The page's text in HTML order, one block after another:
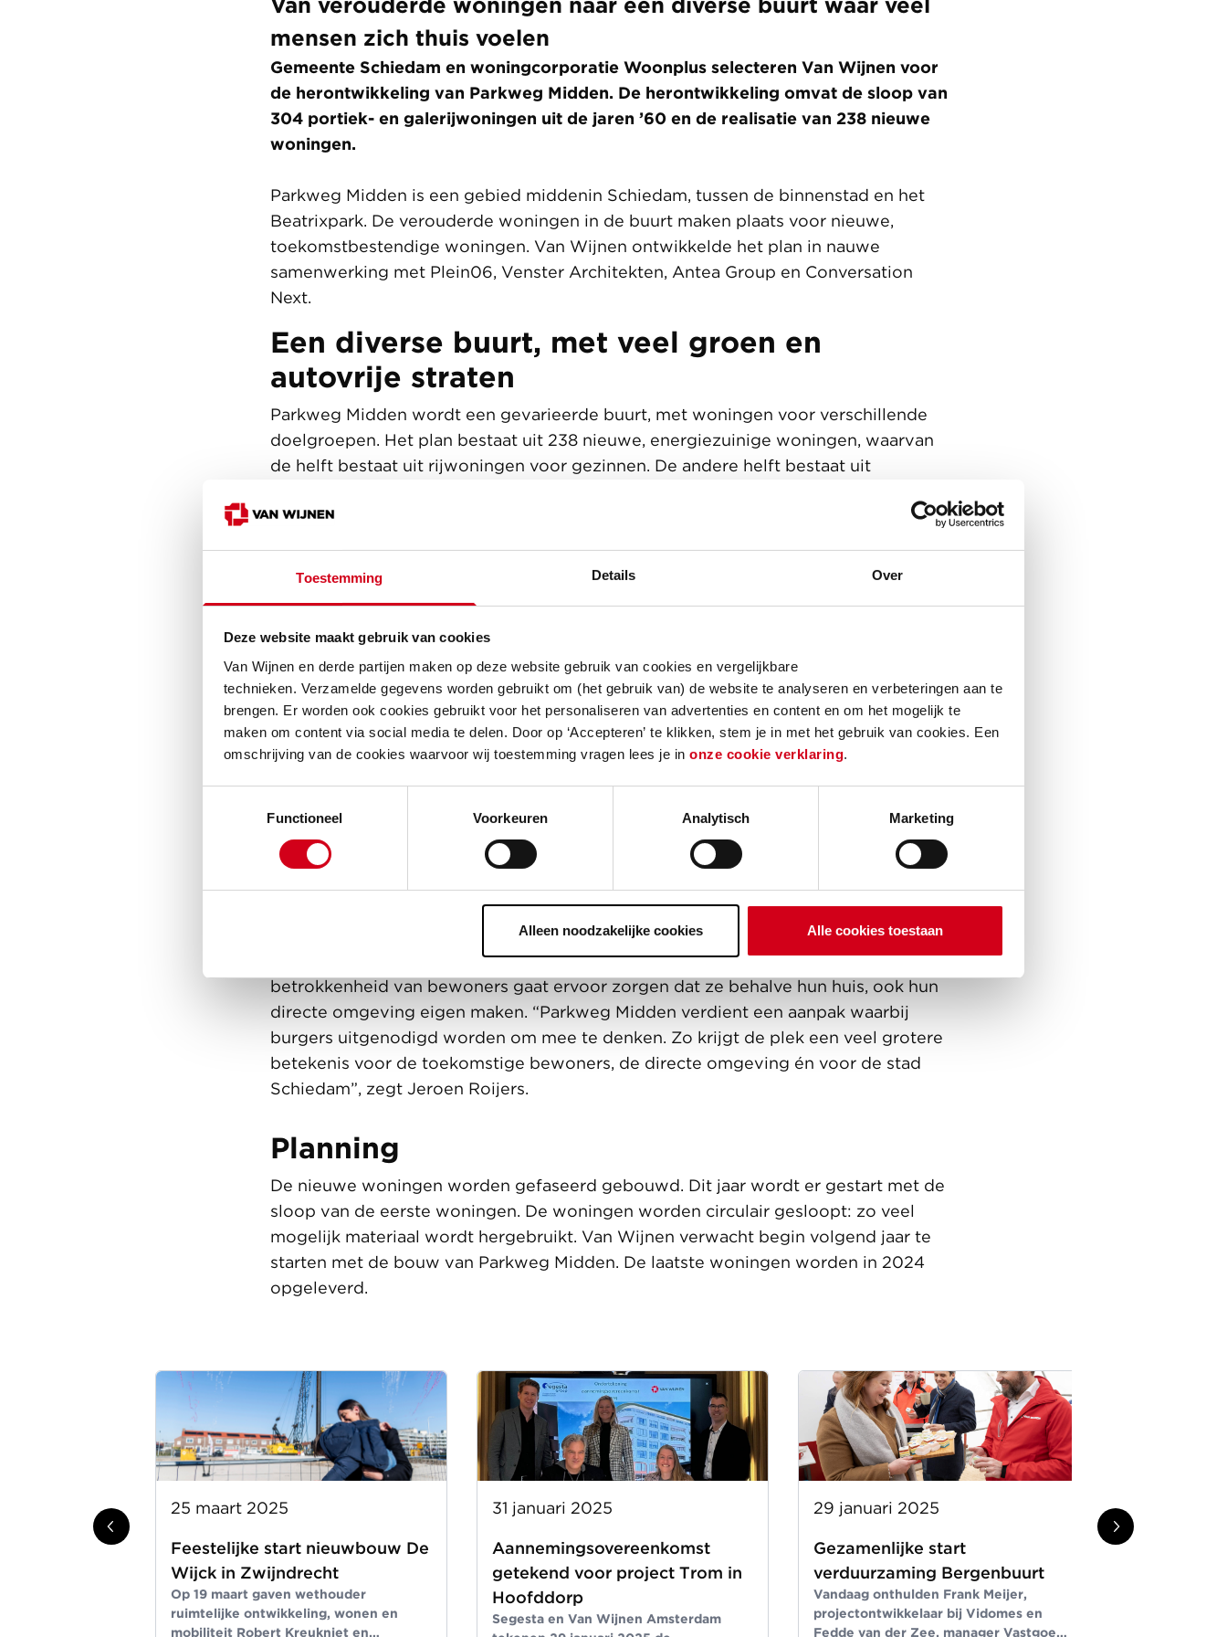
Toestemming Details Over
Deze website maakt gebruik van cookies
Van Wijnen en derde partijen maken op deze website gebruik van cookies en vergelijkbare
technieken. Verzamelde gegevens worden gebruikt om (het gebruik van) de website te analyseren en verbeteringen aan te
brengen. Er worden ook cookies gebruikt voor het personaliseren van advertenties en content en om het mogelijk te
maken om content via social media te delen. Door op ‘Accepteren’ te klikken, stem je in met het gebruik van cookies. Een
omschrijving van de cookies waarvoor wij toestemming vragen lees je in onze cookie verklaring.
Functioneel
Voorkeuren Analytisch Marketing
Alleen noodzakelijke cookies Alle cookies toestaan
mensen zich thuis voelen
Gemeente Schiedam en woningcorporatie Woonplus selecteren Van Wijnen voor
de herontwikkeling van Parkweg Midden. De herontwikkeling omvat de sloop van
304 portiek- en galerijwoningen uit de jaren ’60 en de realisatie van 238 nieuwe
woningen.
Parkweg Midden is een gebied middenin Schiedam, tussen de binnenstad en het
Beatrixpark. De verouderde woningen in de buurt maken plaats voor nieuwe,
toekomstbestendige woningen. Van Wijnen ontwikkelde het plan in nauwe
samenwerking met Plein06, Venster Architekten, Antea Group en Conversation
Next.
Een diverse buurt, met veel groen en
autovrije straten
Parkweg Midden wordt een gevarieerde buurt, met woningen voor verschillende
doelgroepen. Het plan bestaat uit 238 nieuwe, energiezuinige woningen, waarvan
de helft bestaat uit rijwoningen voor gezinnen. De andere helft bestaat uit
maken we een buurt waar veel mensen zich thuis voelen en prettig kunnen wonen”,
bestaat uit sociale huurwoningen, die verhuurd worden door Woonplus. De overige
wooncarrière te maken.”
Kenmerkend aan het plan van Van Wijnen is het vele groen. Verschillende type
beplanting en bomen geven de wijk een eigen karakter en zorgen voor een
duurzame, klimaatbestendige wijk. De groene hoven fungeren als infiltratieplekken
voor het opvangen en vasthouden van neerslag. Daarnaast komen er twee autovrije
gebieden en zijn parkeerplaatsen uit het zicht gehaald. Zo wordt Parkweg Midden
een prettige en veilige buurt, met veel ruimte voor ontmoeting en waar kinderen
ongestoord op straat kunnen spelen.
Samen met bewoners
Bewoners, omwonenden en belangstellenden worden betrokken bij de
planvorming. Zo wordt de openbare ruimte samen met de buurt vormgegeven. De
betrokkenheid van bewoners gaat ervoor zorgen dat ze behalve hun huis, ook hun
directe omgeving eigen maken. “Parkweg Midden verdient een aanpak waarbij
burgers uitgenodigd worden om mee te denken. Zo krijgt de plek een veel grotere
betekenis voor de toekomstige bewoners, de directe omgeving én voor de stad
Schiedam”, zegt Jeroen Roijers.
Planning
De nieuwe woningen worden gefaseerd gebouwd. Dit jaar wordt er gestart met de
sloop van de eerste woningen. De woningen worden circulair gesloopt: zo veel
mogelijk materiaal wordt hergebruikt. Van Wijnen verwacht begin volgend jaar te
starten met de bouw van Parkweg Midden. De laatste woningen worden in 2024
opgeleverd.
25 maart 2025
Feestelijke start nieuwbouw De
Wijck in Zwijndrecht
Op 19 maart gaven wethouder
ruimtelijke ontwikkeling, wonen en
mobiliteit Robert Kreukniet en
31 januari 2025
Aannemingsovereenkomst
getekend voor project Trom in
Hoofddorp
Segesta en Van Wijnen Amsterdam
29 januari 2025
Gezamenlijke start
verduurzaming Bergenbuurt
Vandaag onthulden Frank Meijer,
projectontwikkelaar bij Vidomes en
Fedde van der Zee, manager Vastgoed